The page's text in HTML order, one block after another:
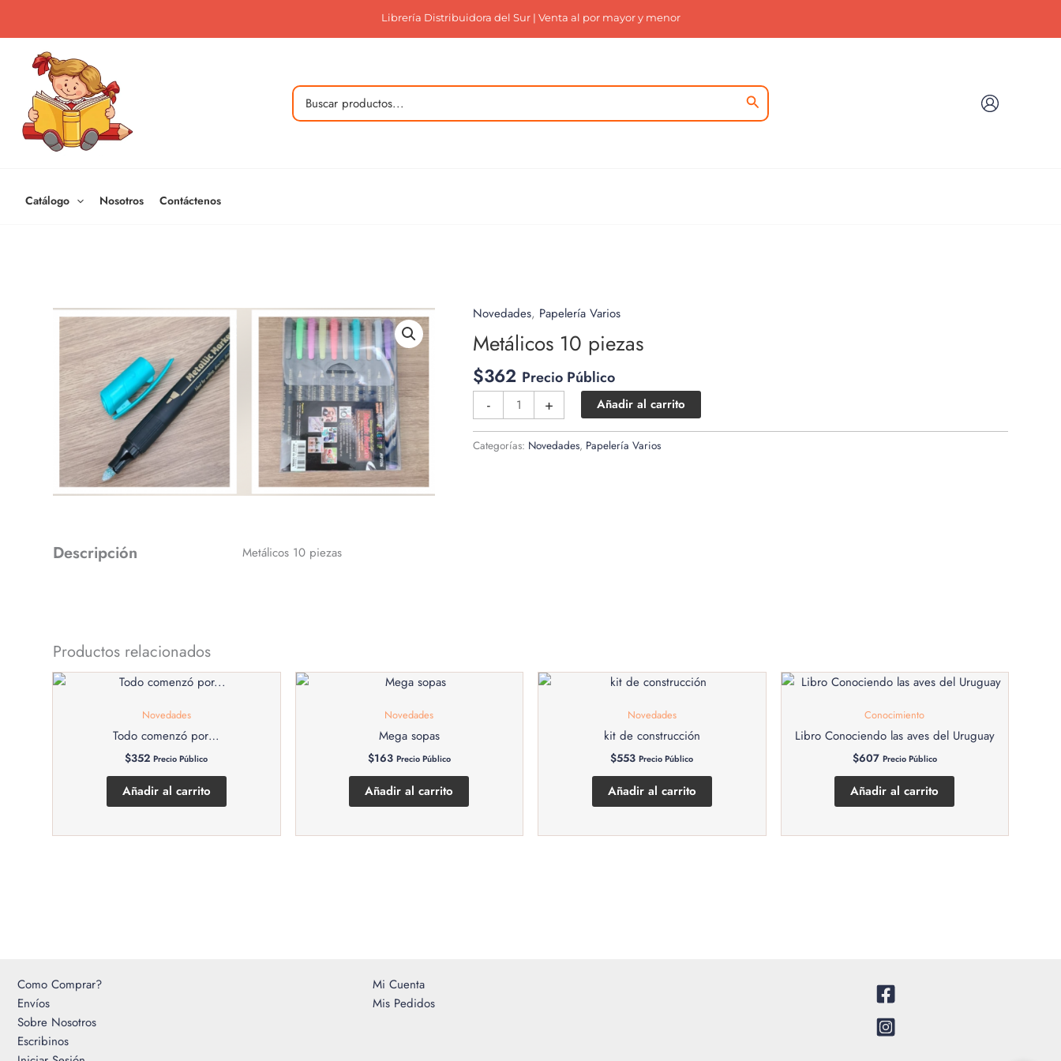
Librería Distribuidora del Sur | Venta al por mayor y menor
Buscar
Catálogo Nosotros Contáctenos
Novedades, Papelería Varios
Metálicos 10 piezas
$362 Precio Público
-
Metálicos
10
piezas
cantidad
+ Añadir al carrito
Categorías: Novedades, Papelería Varios
Descripción Metálicos 10 piezas
Productos relacionados
Novedades
Todo comenzó por…
$352 Precio Público
Añadir al carrito
Novedades
Mega sopas
$163 Precio Público
Añadir al carrito
Novedades
kit de construcción
$553 Precio Público
Añadir al carrito
Conocimiento
Libro Conociendo las aves del Uruguay
$607 Precio Público
Añadir al carrito
Como Comprar?
Envíos
Sobre Nosotros
Escribinos
Mi Cuenta
Mis Pedidos